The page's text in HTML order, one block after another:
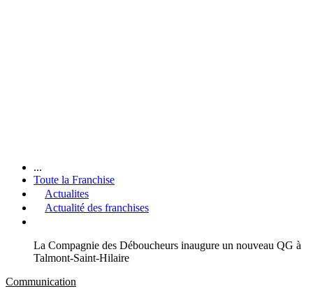
...
Toute la Franchise
Actualites
Actualité des franchises
La Compagnie des Déboucheurs inaugure un nouveau QG à
Talmont-Saint-Hilaire
Communication